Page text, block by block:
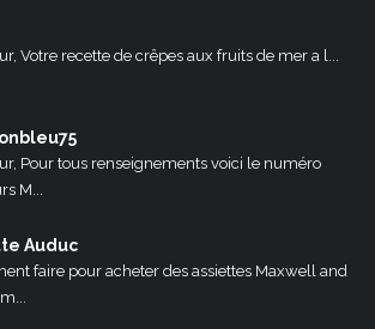
Votre recette de crêpes aux fruits de mer a l...
Pour tous renseignements voici le numéro
M...
Auduc
faire pour acheter des assiettes Maxwell and